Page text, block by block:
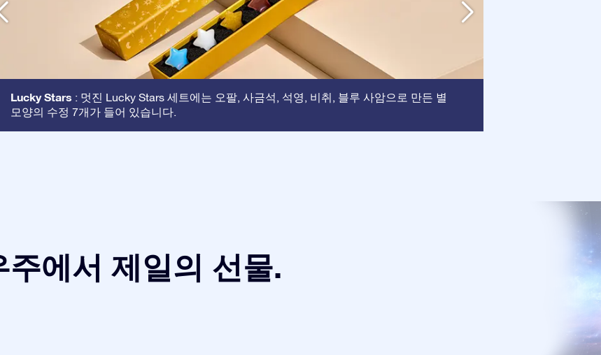
Lucky Stars : 멋진 Lucky Stars 세트에는 오팔, 사금석, 석영, 비취, 블루 사암으로 만든 별
모양의 수정 7개가 들어 있습니다.
주에서 제일의 선물.